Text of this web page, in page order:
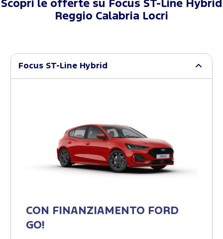
Scopri le offerte su Focus ST-Line Hybrid
Reggio Calabria Locri
Focus ST-Line Hybrid
CON FINANZIAMENTO FORD
GO!